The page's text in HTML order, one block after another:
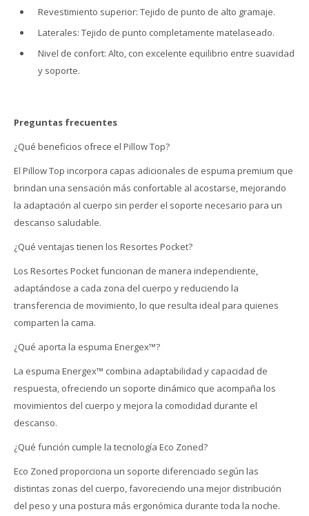
Revestimiento superior: Tejido de punto de alto gramaje.
Laterales: Tejido de punto completamente matelaseado.
Nivel de confort: Alto, con excelente equilibrio entre suavidad
y soporte.
Preguntas frecuentes
¿Qué beneficios ofrece el Pillow Top?
El Pillow Top incorpora capas adicionales de espuma premium que
brindan una sensación más confortable al acostarse, mejorando
la adaptación al cuerpo sin perder el soporte necesario para un
descanso saludable.
¿Qué ventajas tienen los Resortes Pocket?
Los Resortes Pocket funcionan de manera independiente,
adaptándose a cada zona del cuerpo y reduciendo la
transferencia de movimiento, lo que resulta ideal para quienes
comparten la cama.
¿Qué aporta la espuma Energex™?
La espuma Energex™ combina adaptabilidad y capacidad de
respuesta, ofreciendo un soporte dinámico que acompaña los
movimientos del cuerpo y mejora la comodidad durante el
descanso.
¿Qué función cumple la tecnología Eco Zoned?
Eco Zoned proporciona un soporte diferenciado según las
distintas zonas del cuerpo, favoreciendo una mejor distribución
del peso y una postura más ergonómica durante toda la noche.